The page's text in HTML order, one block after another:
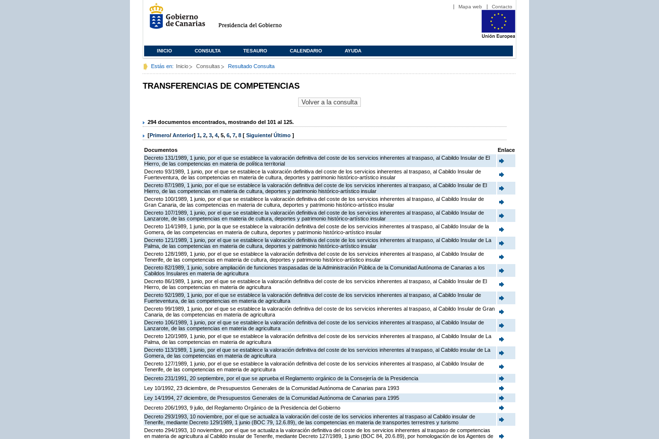
Mapa web Contacto
INICIO CONSULTA TESAURO CALENDARIO AYUDA
Estás en: Inicio Consultas Resultado Consulta
TRANSFERENCIAS DE COMPETENCIAS
294 documentos encontrados, mostrando del 101 al 125.
[Primero/ Anterior] 1, 2, 3, 4, 5, 6, 7, 8 [ Siguiente/ Último ]
Documentos
Enlace
Decreto 131/1989, 1 junio, por el que se establece la valoración definitiva del coste de los servicios inherentes al traspaso, al Cabildo Insular de El
Hierro, de las competencias en materia de política territorial
Decreto 93/1989, 1 junio, por el que se establece la valoración definitiva del coste de los servicios inherentes al traspaso, al Cabildo Insular de
Fuerteventura, de las competencias en materia de cultura, deportes y patrimonio histórico-artístico insular
Decreto 87/1989, 1 junio, por el que se establece la valoración definitiva del coste de los servicios inherentes al traspaso, al Cabildo Insular de El
Hierro, de las competencias en materia de cultura, deportes y patrimonio histórico-artístico insular
Decreto 100/1989, 1 junio, por el que se establece la valoración definitiva del coste de los servicios inherentes al traspaso, al Cabildo Insular de
Gran Canaria, de las competencias en materia de cultura, deportes y patrimonio histórico-artístico insular
Decreto 107/1989, 1 junio, por el que se establece la valoración definitiva del coste de los servicios inherentes al traspaso, al Cabildo Insular de
Lanzarote, de las competencias en materia de cultura, deportes y patrimonio histórico-artístico insular
Decreto 114/1989, 1 junio, por la que se establece la valoración definitiva del coste de los servicios inherentes al traspaso, al Cabildo Insular de la
Gomera, de las competencias en materia de cultura, deportes y patrimonio histórico-artístico insular
Decreto 121/1989, 1 junio, por el que se establece la valoración definitiva del coste de los servicios inherentes al traspaso, al Cabildo Insular de La
Palma, de las competencias en materia de cultura, deportes y patrimonio histórico-artístico insular
Decreto 128/1989, 1 junio, por el que se establece la valoración definitiva del coste de los servicios inherentes al traspaso, al Cabildo Insular de
Tenerife, de las competencias en materia de cultura, deportes y patrimonio histórico-artístico insular
Decreto 82/1989, 1 junio, sobre ampliación de funciones traspasadas de la Administración Pública de la Comunidad Autónoma de Canarias a los
Cabildos Insulares en materia de agricultura
Decreto 86/1989, 1 junio, por el que se establece la valoración definitiva del coste de los servicios inherentes al traspaso, al Cabildo Insular de El
Hierro, de las competencias en materia de agricultura
Decreto 92/1989, 1 junio, por el que se establece la valoración definitiva del coste de los servicios inherentes al traspaso, al Cabildo Insular de
Fuerteventura, de las competencias en materia de agricultura
Decreto 99/1989, 1 junio, por el que se establece la valoración definitiva del coste de los servicios inherentes al traspaso, al Cabildo Insular de Gran
Canaria, de las competencias en materia de agricultura
Decreto 106/1989, 1 junio, por el que se establece la valoración definitiva del coste de los servicios inherentes al traspaso, al Cabildo Insular de
Lanzarote, de las competencias en materia de agricultura
Decreto 120/1989, 1 junio, por el que se establece la valoración definitiva del coste de los servicios inherentes al traspaso, al Cabildo Insular de La
Palma, de las competencias en materia de agricultura
Decreto 113/1989, 1 junio, por el que se establece la valoración definitiva del coste de los servicios inherentes al traspaso, al Cabildo insular de La
Gomera, de las competencias en materia de agricultura
Decreto 127/1989, 1 junio, por el que se establece la valoración definitiva del coste de los servicios inherentes al traspaso, al Cabildo Insular de
Tenerife, de las competencias en materia de agricultura
Decreto 231/1991, 20 septiembre, por el que se aprueba el Reglamento orgánico de la Consejería de la Presidencia
Ley 10/1992, 23 diciembre, de Presupuestos Generales de la Comunidad Autónoma de Canarias para 1993
Ley 14/1994, 27 diciembre, de Presupuestos Generales de la Comunidad Autónoma de Canarias para 1995
Decreto 206/1993, 9 julio, del Reglamento Orgánico de la Presidencia del Gobierno
Decreto 293/1993, 10 noviembre, por el que se actualiza la valoración del coste de los servicios inherentes al traspaso al Cabildo insular de
Tenerife, mediante Decreto 129/1989, 1 junio (BOC 79, 12.6.89), de las competencias en materia de transportes terrestres y turismo
Decreto 294/1993, 10 noviembre, por el que se actualiza la valoración definitiva del coste de los servicios inherentes al traspaso de competencias
en materia de agricultura al Cabildo insular de Tenerife, mediante Decreto 127/1989, 1 junio (BOC 84, 20.6.89), por homologación de los Agentes de